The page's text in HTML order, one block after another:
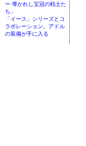
ー 導かれし宝冠の戦士た
ち」
「イース」シリーズとコ
ラボレーション。アドル
の装備が手に入る